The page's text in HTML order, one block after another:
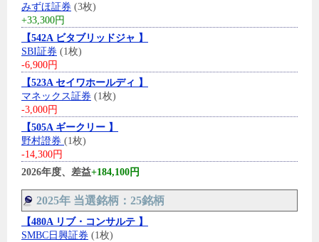
みずほ証券 (3枚)
+33,300円
【542A ビタブリッドジャ 】
SBI証券 (1枚)
-6,900円
【523A セイワホールディ 】
マネックス証券 (1枚)
-3,000円
【505A ギークリー 】
野村證券 (1枚)
-14,300円
2026年度、差益+184,100円
2025年 当選銘柄：25銘柄
【480A リブ・コンサルテ 】
SMBC日興証券 (1枚)